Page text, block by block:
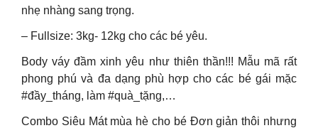
nhẹ nhàng sang trọng.
– Fullsize: 3kg- 12kg cho các bé yêu.
Body váy đầm xinh yêu như thiên thần!!! Mẫu mã rất
phong phú và đa dạng phù hợp cho các bé gái mặc
#đầy_tháng, làm #quà_tặng,…
Combo Siêu Mát mùa hè cho bé Đơn giản thôi nhưng